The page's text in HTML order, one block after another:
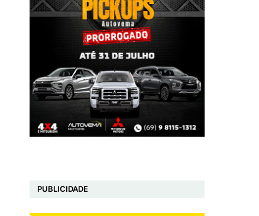
PUBLICIDADE